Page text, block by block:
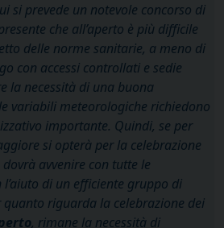
si prevede un notevole concorso di
che all’aperto è più difficile
delle norme sanitarie, a meno di
con accessi controllati e sedie
la necessità di una buona
variabili meteorologiche richiedono
importante. Quindi, se per
si opterà per la celebrazione
dovrà avvenire con tutte le
l’aiuto di un efficiente gruppo di
riguarda la celebrazione dei
, rimane la necessità di